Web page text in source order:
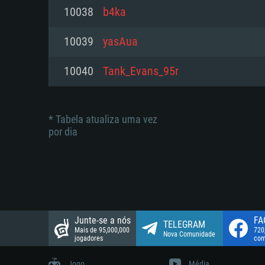
Disco: 23,1 GB
Network: Internet de banda larga.
Disco: 21,5 GB
Network: Internet de banda larga.
Disco: 21,5 GB
10038 b4ka
10039 yasAua
10040 Tank_Evans_95r
* Tabela atualiza uma vez
por dia
Junte-se a nós
Mais de 95,000,000
jogadores
TELEGRAM
Nova Comunidade